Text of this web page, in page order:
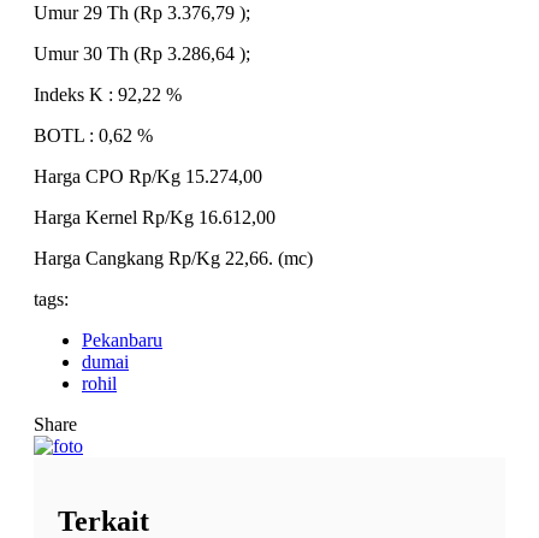
Umur 29 Th (Rp 3.376,79 );
Umur 30 Th (Rp 3.286,64 );
Indeks K : 92,22 %
BOTL : 0,62 %
Harga CPO Rp/Kg 15.274,00
Harga Kernel Rp/Kg 16.612,00
Harga Cangkang Rp/Kg 22,66. (mc)
tags:
Pekanbaru
dumai
rohil
Share
Terkait